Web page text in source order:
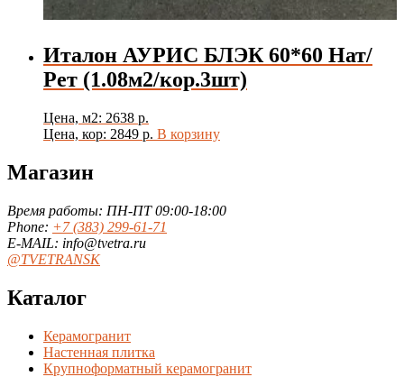
Италон АУРИС БЛЭК 60*60 Нат/
Рет (1.08м2/кор.3шт)
Цена, м2: 2638 р.
Цена, кор: 2849 р. В корзину
Магазин
Время работы: ПН-ПТ 09:00-18:00
Phone: +7 (383) 299-61-71
E-MAIL: info@tvetra.ru
@TVETRANSK
Каталог
Керамогранит
Настенная плитка
Крупноформатный керамогранит